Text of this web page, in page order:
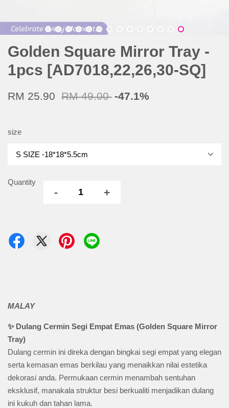
Golden Square Mirror Tray -
1pcs [AD7018,22,26,30-SQ]
RM 25.90 RM 49.00 -47.1%
size
Quantity
- +
MALAY
✨ Dulang Cermin Segi Empat Emas (Golden Square Mirror
Tray)
Dulang cermin ini direka dengan bingkai segi empat yang elegan
serta kemasan emas berkilau yang menaikkan nilai estetika
dekorasi anda. Permukaan cermin menambah sentuhan
eksklusif, manakala struktur besi berkualiti menjadikan dulang
ini kukuh dan tahan lama.